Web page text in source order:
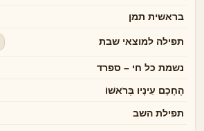
בראשית תמן
תפילה למוצאי שבת
נשמת כל חי – ספרד
הֶחָכָם עֵינָיו בְּרֹאשׁוֹ
תפילת השב